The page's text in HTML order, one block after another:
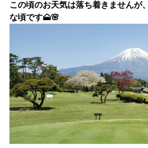
この頃のお天気は落ち着きませんが
な頃です🗻🌸